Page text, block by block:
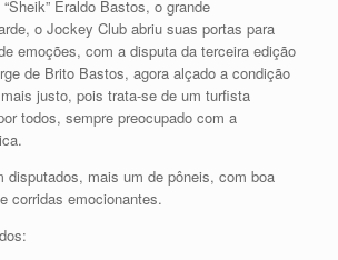
Eraldo Bastos, o grande
o Jockey Club abriu suas portas para
emoções, com a disputa da terceira edição
de Brito Bastos, agora alçado a condição
justo, pois trata-se de um turfista
todos, sempre preocupado com a
disputados, mais um de pôneis, com boa
corridas emocionantes.